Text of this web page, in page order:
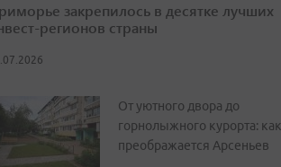
закрепилось в десятке лучших
регионов страны
От уютного двора до
горнолыжного курорта: как
преображается Арсеньев